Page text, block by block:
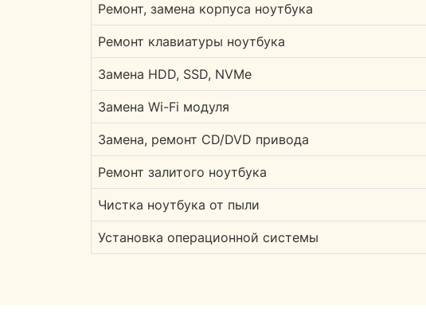
Ремонт, замена корпуса ноутбука
Ремонт клавиатуры ноутбука
Замена HDD, SSD, NVMe
Замена Wi-Fi модуля
Замена, ремонт CD/DVD привода
Ремонт залитого ноутбука
Чистка ноутбука от пыли
Установка операционной системы